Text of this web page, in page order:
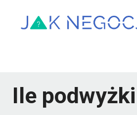
Ile podwyżki